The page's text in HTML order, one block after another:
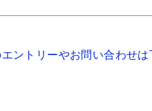
ントリーやお問い合わせ